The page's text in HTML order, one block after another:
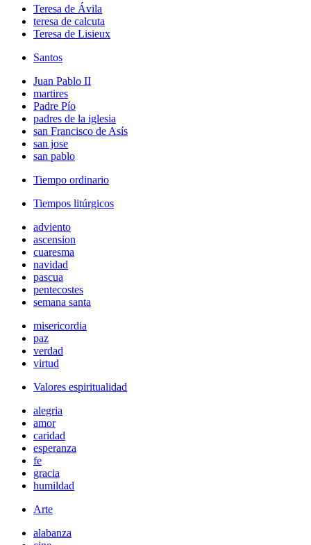
Teresa de Ávila
teresa de calcuta
Teresa de Lisieux
Santos
Juan Pablo II
martires
Padre Pío
padres de la iglesia
san Francisco de Asís
san jose
san pablo
Tiempo ordinario
Tiempos litúrgicos
adviento
ascension
cuaresma
navidad
pascua
pentecostes
semana santa
misericordia
paz
verdad
virtud
Valores espiritualidad
alegria
amor
caridad
esperanza
fe
gracia
humildad
Arte
alabanza